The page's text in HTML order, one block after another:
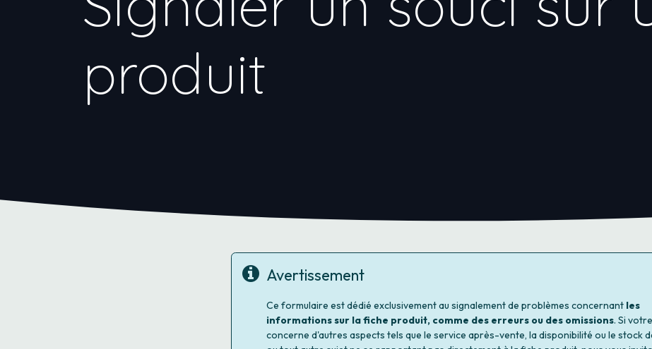
produit
Avertissement
Ce formulaire est dédié exclusivement au signalement de problèmes concernant les
informations sur la fiche produit, comme des erreurs ou des omissions. Si
concerne d'autres aspects tels que le service après-vente, la disponibilité ou le stock